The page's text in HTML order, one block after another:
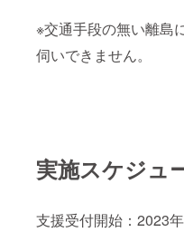
※交通手段の無い離島
伺いできません。
実施スケジュ
支援受付開始：2023